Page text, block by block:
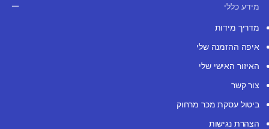
מידע כללי
מדריך מידות
איפה ההזמנה שלי
האיזור האישי שלי
צור קשר
ביטול עסקת מכר מרחוק
הצהרת נגישות